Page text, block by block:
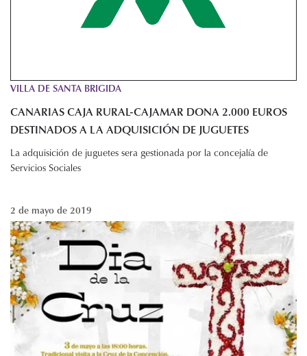
VILLA DE SANTA BRIGIDA
CANARIAS CAJA RURAL-CAJAMAR DONA 2.000 EUROS
DESTINADOS A LA ADQUISICIÓN DE JUGUETES
La adquisición de juguetes sera gestionada por la concejalía de
Servicios Sociales
2 de mayo de 2019